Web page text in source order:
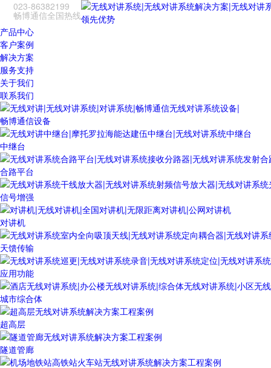
023-86382199
畅博通信全国热线领先优势
产品中心
客户案例
解决方案
服务支持
关于我们
联系我们
畅博通信设备
中继台
合路平台
信号增强
对讲机
天馈传输
应用功能
城市综合体
超高层
隧道管廊